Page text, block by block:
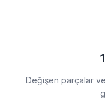
Değişen parçalar